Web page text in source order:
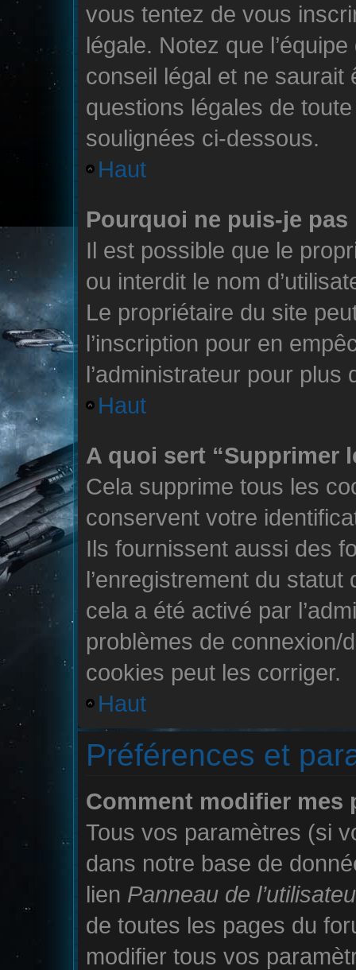
vous tentez de vous
légale. Notez que
conseil légal et ne
questions légales de
soulignées ci-dessous.
Haut
Pourquoi ne puis-je pas
Il est possible que le
ou interdit le nom
Le propriétaire du site
l’inscription pour en
l’administrateur pour plus
Haut
A quoi sert “Supprimer
Cela supprime tous les
conservent votre
Ils fournissent aussi des
l’enregistrement du
cela a été activé par
problèmes de connexion/
cookies peut les corriger.
Haut
Préférences et
Comment modifier mes
Tous vos paramètres (si
dans notre base de
lien Panneau de
de toutes les pages du
modifier tous vos